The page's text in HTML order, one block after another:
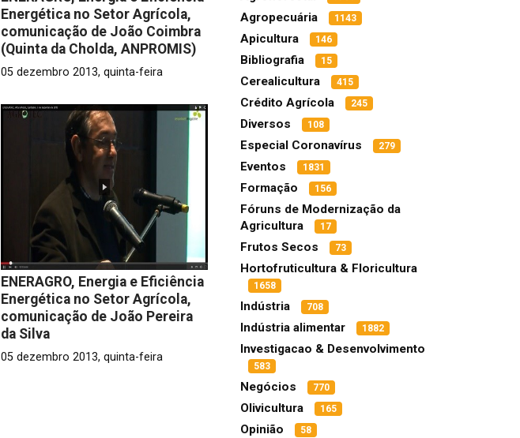
Energética no Setor Agrícola,
comunicação de João Coimbra
(Quinta da Cholda, ANPROMIS)
05 dezembro 2013, quinta-feira
ENERAGRO, Energia e Eficiência
Energética no Setor Agrícola,
comunicação de João Pereira
da Silva
05 dezembro 2013, quinta-feira
Agropecuária 1143
Apicultura 146
Bibliografia 15
Cerealicultura 415
Crédito Agrícola 245
Diversos 108
Especial Coronavírus 279
Eventos 1831
Formação 156
Fóruns de Modernização da
Agricultura
17
Frutos Secos 73
Hortofruticultura & Floricultura
1658
Indústria 708
Indústria alimentar 1882
Investigacao & Desenvolvimento
583
Negócios 770
Olivicultura 165
Opinião 58